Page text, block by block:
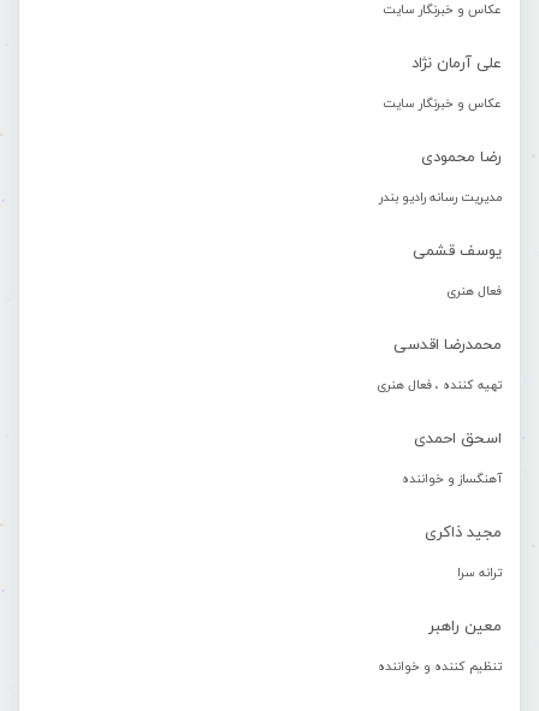
عکاس و خبرنگار سایت
علی آرمان نژاد
عکاس و خبرنگار سایت
رضا محمودی
مدیریت رسانه رادیو بندر
یوسف قشمی
فعال هنری
محمدرضا اقدسی
تهیه کننده ، فعال هنری
اسحق احمدی
آهنگساز و خواننده
مجید ذاکری
ترانه سرا
معین راهبر
تنظیم کننده و خواننده